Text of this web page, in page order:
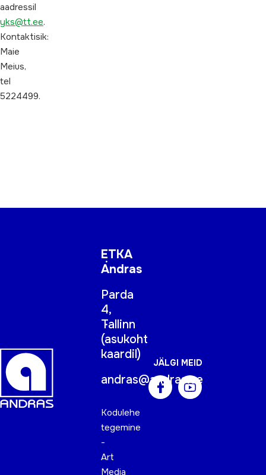
aadressil
yks@tt.ee.
Kontaktisik:
Maie
Meius,
tel
5224499.
ETKA
Andras
Parda
4,
Tallinn
(asukoht
kaardil)
andras@andras.ee
Kodulehe
tegemine
-
Art
Media
JÄLGI MEID